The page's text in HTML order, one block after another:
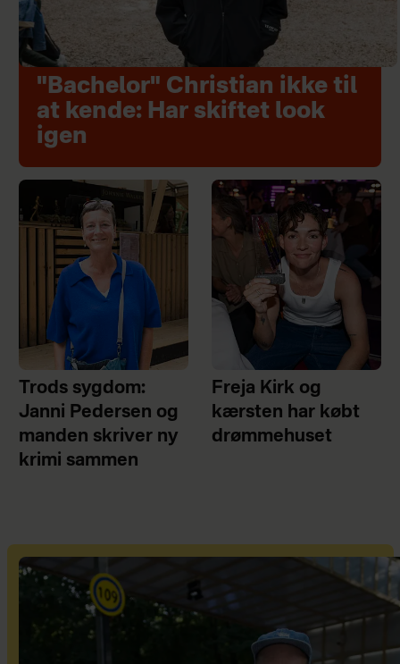
"Bachelor" Christian ikke til
at kende: Har skiftet look
igen
Trods sygdom:
Janni Pedersen og
manden skriver ny
krimi sammen
Freja Kirk og
kærsten har købt
drømmehuset